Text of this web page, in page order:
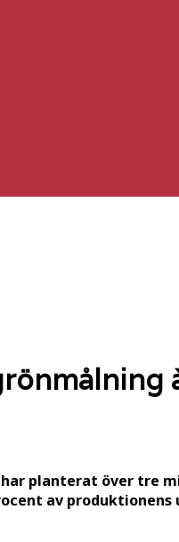
planterat över tre
av